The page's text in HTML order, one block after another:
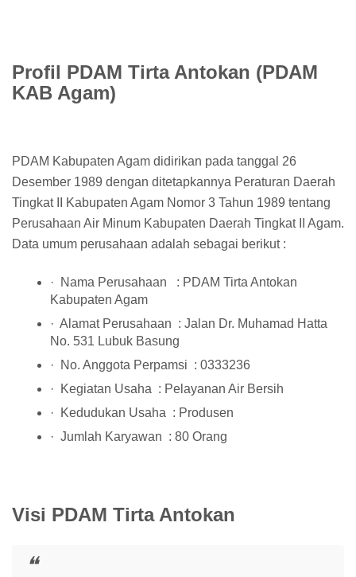
Profil PDAM Tirta Antokan (PDAM
KAB Agam)
PDAM Kabupaten Agam didirikan pada tanggal 26
Desember 1989 dengan ditetapkannya Peraturan Daerah
Tingkat II Kabupaten Agam Nomor 3 Tahun 1989 tentang
Perusahaan Air Minum Kabupaten Daerah Tingkat II Agam.
Data umum perusahaan adalah sebagai berikut :
· Nama Perusahaan : PDAM Tirta Antokan
Kabupaten Agam
· Alamat Perusahaan : Jalan Dr. Muhamad Hatta
No. 531 Lubuk Basung
· No. Anggota Perpamsi : 0333236
· Kegiatan Usaha : Pelayanan Air Bersih
· Kedudukan Usaha : Produsen
· Jumlah Karyawan : 80 Orang
Visi PDAM Tirta Antokan